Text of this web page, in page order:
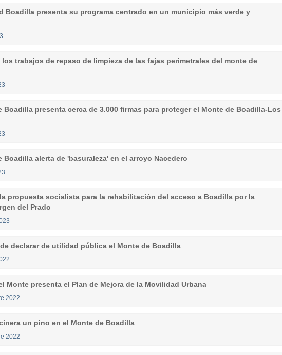
Boadilla presenta su programa centrado en un municipio más verde y
los trabajos de repaso de limpieza de las fajas perimetrales del monte de
Boadilla presenta cerca de 3.000 firmas para proteger el Monte de Boadilla-Los
Boadilla alerta de 'basuraleza' en el arroyo Nacedero
propuesta socialista para la rehabilitación del acceso a Boadilla por la
del Prado
declarar de utilidad pública el Monte de Boadilla
Monte presenta el Plan de Mejora de la Movilidad Urbana
2022
un pino en el Monte de Boadilla
2022